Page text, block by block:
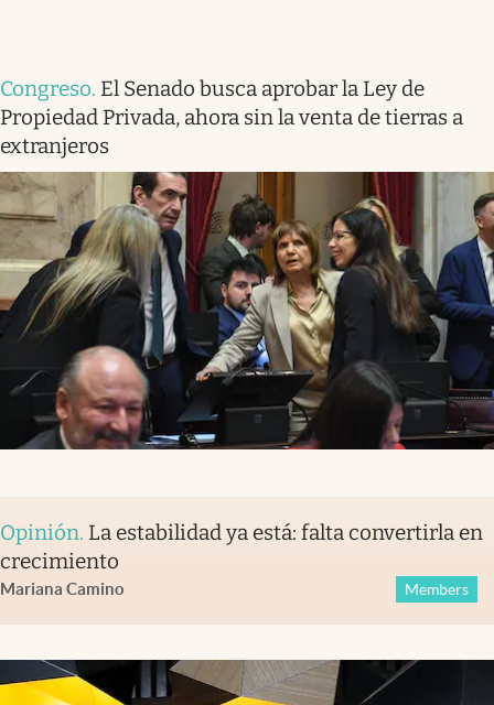
Congreso. El Senado busca aprobar la Ley de
Propiedad Privada, ahora sin la venta de tierras a
extranjeros
Opinión. La estabilidad ya está: falta convertirla en
crecimiento
Mariana Camino Members